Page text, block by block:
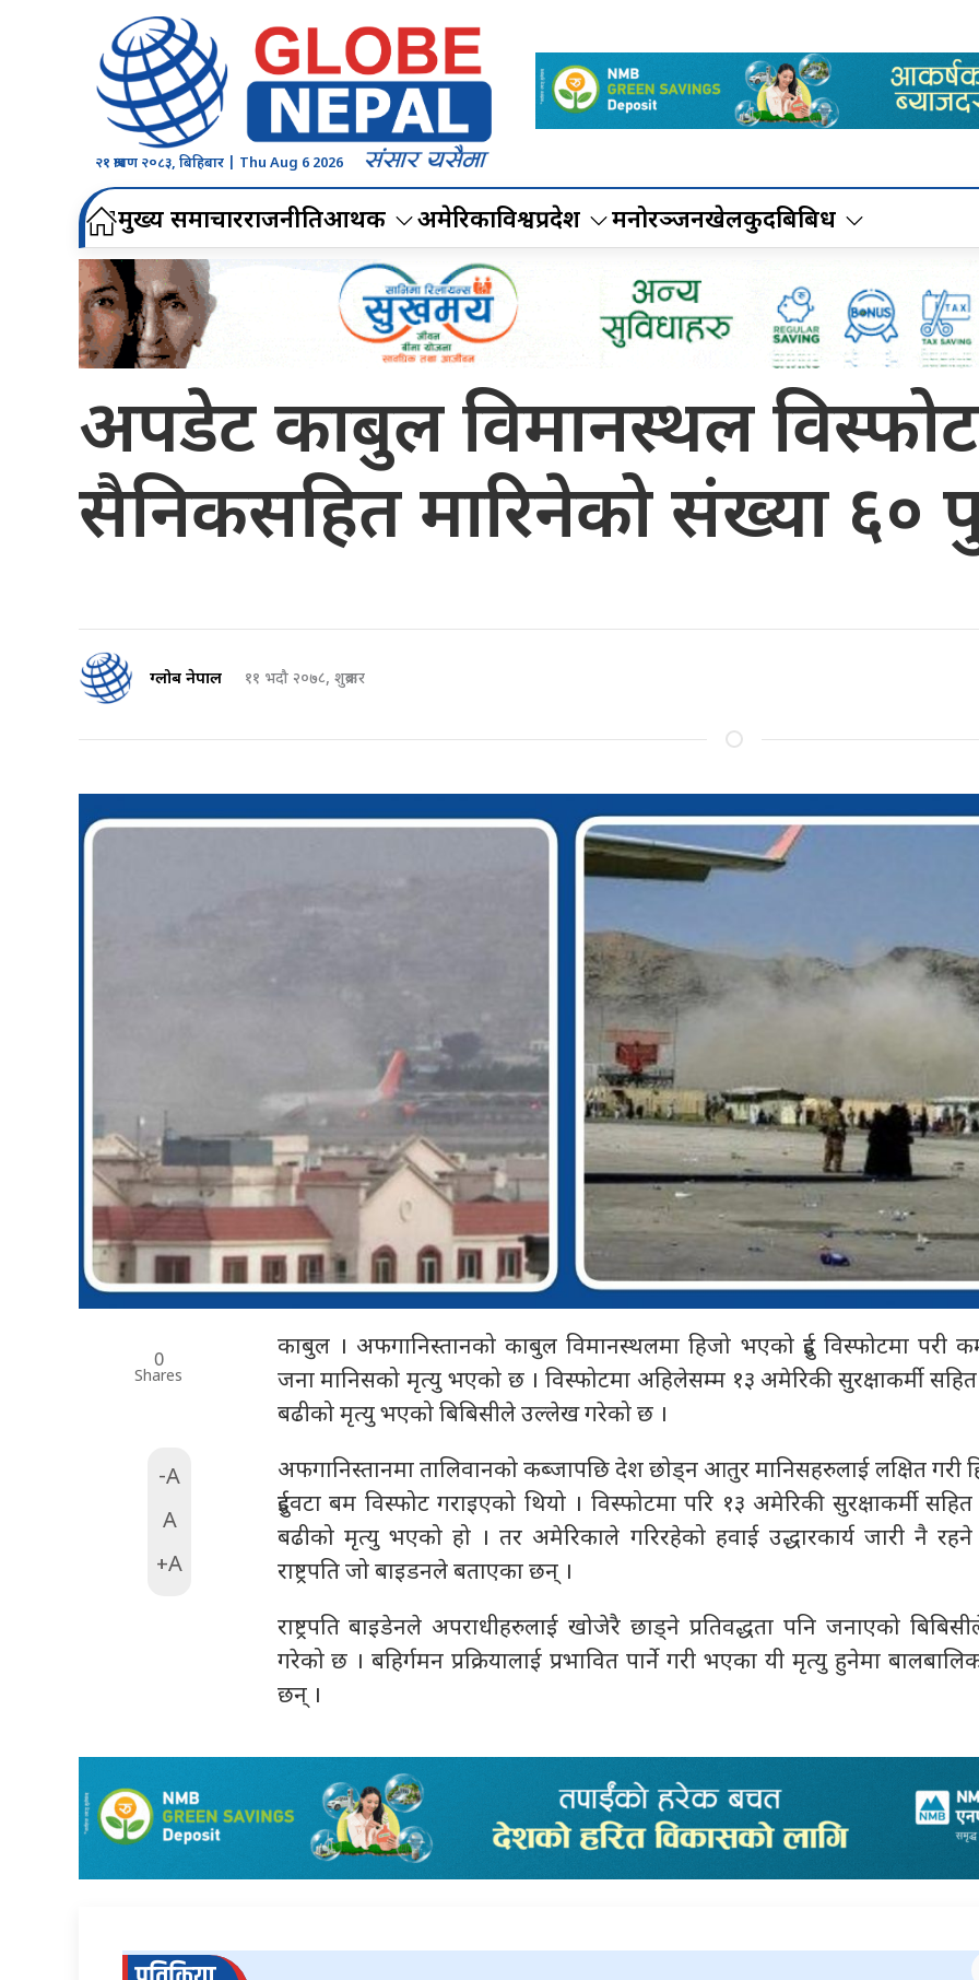
२१ श्रावण २०८३, बिहिबार | Thu Aug 6 2026
मुख्य समाचारराजनीतिआर्थिक अमेरिकाविश्वप्रदेश मनोरञ्जनखेलकुदबिबिध
अपडेट काबुल विमानस्थल
सैनिकसहित मारिनेको संख्या ६०
ग्लोब नेपाल ११ भदौ २०७८, शुक्रबार
0
Shares
-A
A
+A
काबुल । अफगानिस्तानको काबुल विमानस्थलमा हिजो भएको दुई विस्फोटमा परी
जना मानिसको मृत्यु भएको छ । विस्फोटमा अहिलेसम्म १३ अमेरिकी सुरक्षाकर्मी
बढीको मृत्यु भएको बिबिसीले उल्लेख गरेको छ ।
अफगानिस्तानमा तालिवानको कब्जापछि देश छोड्न आतुर मानिसहरुलाई लक्षित गरी
दुईवटा बम विस्फोट गराइएको थियो । विस्फोटमा परि १३ अमेरिकी सुरक्षाकर्मी
बढीको मृत्यु भएको हो । तर अमेरिकाले गरिरहेको हवाई उद्धारकार्य जारी नै
राष्ट्रपति जो बाइडनले बताएका छन् ।
राष्ट्रपति बाइडेनले अपराधीहरुलाई खोजेरै छाड्ने प्रतिवद्धता पनि जनाएको
गरेको छ । बहिर्गमन प्रक्रियालाई प्रभावित पार्ने गरी भएका यी मृत्यु हुनेमा
छन् ।